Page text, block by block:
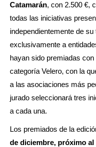
Catamarán, con 2.500 €,
todas las iniciativas
independientemente de
exclusivamente a
hayan sido premiadas
categoría Velero, con la
a las asociaciones más
jurado seleccionará tres
a cada una.
Los premiados de la
de diciembre, próximo al